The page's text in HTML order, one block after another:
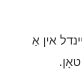
אין אַ